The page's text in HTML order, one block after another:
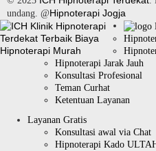
undang. @Hipnoterapi Jogja
Hipnoterapi Jarak Jauh
Konsultasi Profesional
Teman Curhat
Ketentuan Layanan
Layanan Gratis
Konsultasi awal via Chat
Hipnoterapi Kado